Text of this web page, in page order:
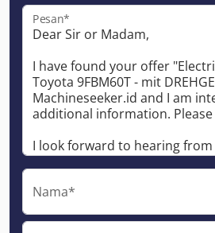
Pesan*
Nama*